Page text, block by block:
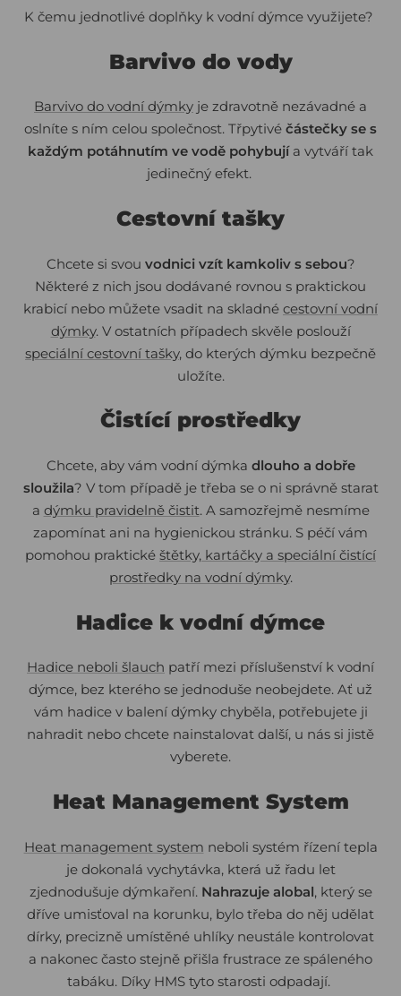
K čemu jednotlivé doplňky k vodní dýmce využijete?
Barvivo do vody
Barvivo do vodní dýmky je zdravotně nezávadné a
oslníte s ním celou společnost. Třpytivé částečky se s
každým potáhnutím ve vodě pohybujía vytváří tak
jedinečný efekt.
Cestovní tašky
Chcete si svou vodnici vzít kamkoliv s sebou?
Některé z nich jsou dodávané rovnou s praktickou
krabicí nebo můžete vsadit na skladné cestovní vodní
dýmky. V ostatních případech skvěle poslouží
speciální cestovní tašky, do kterých dýmku bezpečně
uložíte.
Čistící prostředky
Chcete, aby vám vodní dýmka dlouho a dobře
sloužila? V tom případě je třeba se o ni správně starat
a dýmku pravidelně čistit. A samozřejmě nesmíme
zapomínat ani na hygienickou stránku. S péčí vám
pomohou praktické štětky, kartáčky a speciální čistící
prostředky na vodní dýmky.
Hadice k vodní dýmce
Hadice neboli šlauch patří mezi příslušenství k vodní
dýmce, bez kterého se jednoduše neobejdete. Ať už
vám hadice v balení dýmky chyběla, potřebujete ji
nahradit nebo chcete nainstalovat další, u nás si jistě
vyberete.
Heat Management System
Heat management system neboli systém řízení tepla
je dokonalá vychytávka, která už řadu let
zjednodušuje dýmkaření. Nahrazuje alobal, který se
dříve umisťoval na korunku, bylo třeba do něj udělat
dírky, precizně umístěné uhlíky neustále kontrolovat
a nakonec často stejně přišla frustrace ze spáleného
tabáku. Díky HMS tyto starosti odpadají.